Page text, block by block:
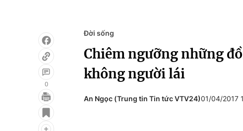
Điện ảnh
0
Đời sống
Chiêm ngưỡng những
không người lái
An Ngọc (Trung tin Tin tức VTV24)01/04/2017